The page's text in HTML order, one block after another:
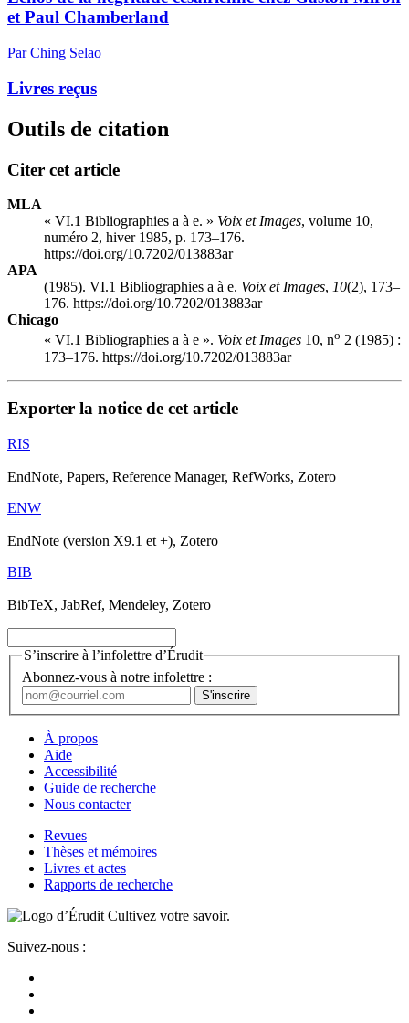
et Paul Chamberland
Par Ching Selao
Livres reçus
Outils de citation
Citer cet article
MLA
« VI.1 Bibliographies a à e. » Voix et Images, volume 10,
numéro 2, hiver 1985, p. 173–176.
https://doi.org/10.7202/013883ar
APA
(1985). VI.1 Bibliographies a à e. Voix et Images, 10(2), 173–
176. https://doi.org/10.7202/013883ar
Chicago
« VI.1 Bibliographies a à e ». Voix et Images 10, no 2 (1985) :
173–176. https://doi.org/10.7202/013883ar
Exporter la notice de cet article
RIS
EndNote, Papers, Reference Manager, RefWorks, Zotero
ENW
EndNote (version X9.1 et +), Zotero
BIB
BibTeX, JabRef, Mendeley, Zotero
S’inscrire à l’infolettre d’Érudit
Abonnez-vous à notre infolettre :
À propos
Aide
Accessibilité
Guide de recherche
Nous contacter
Revues
Thèses et mémoires
Livres et actes
Rapports de recherche
Cultivez votre savoir.
Suivez-nous :